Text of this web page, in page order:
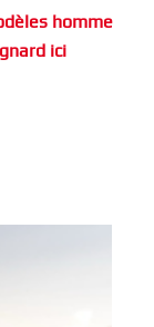
homme
ici